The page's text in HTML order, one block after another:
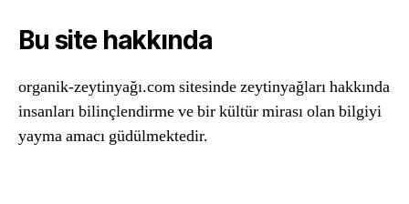
Bu site hakkında
organik-zeytinyağı.com sitesinde zeytinyağları hakkında
insanları bilinçlendirme ve bir kültür mirası olan bilgiyi
yayma amacı güdülmektedir.